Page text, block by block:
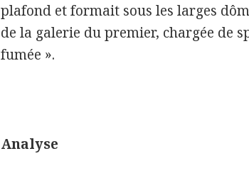
plafond et formait sous les larges
de la galerie du premier, chargée de
fumée ».
Analyse